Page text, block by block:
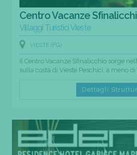
Centro Vacanze
Villaggi Turistici Vieste
VIESTE (FG)
Il Centro Vacanze Sfinalicchio sorge
sulla costa di Vieste Peschici, a meno
Dettagli